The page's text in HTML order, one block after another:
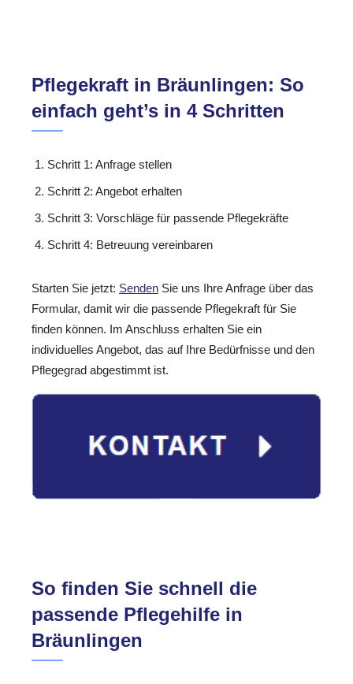
Pflegekraft in Bräunlingen: So
einfach geht’s in 4 Schritten
Schritt 1: Anfrage stellen
Schritt 2: Angebot erhalten
Schritt 3: Vorschläge für passende Pflegekräfte
Schritt 4: Betreuung vereinbaren
Starten Sie jetzt: Senden Sie uns Ihre Anfrage über das
Formular, damit wir die passende Pflegekraft für Sie
finden können. Im Anschluss erhalten Sie ein
individuelles Angebot, das auf Ihre Bedürfnisse und den
Pflegegrad abgestimmt ist.
So finden Sie schnell die
passende Pflegehilfe in
Bräunlingen